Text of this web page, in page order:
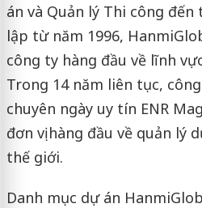
án và Quản lý Thi công đến
lập từ năm 1996,
công ty hàng đầu về lĩnh
Trong 14 năm liên tục,
chuyên ngày uy tín ENR
đơn vị hàng đầu về quản lý
thế giới.
Danh mục dự án